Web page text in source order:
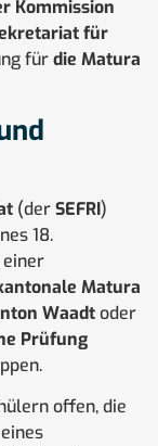
Kommission
für
fürdie Matura
(derSEFRI)
18.
einer
Matura
Waadtoder
Prüfung
offen, die